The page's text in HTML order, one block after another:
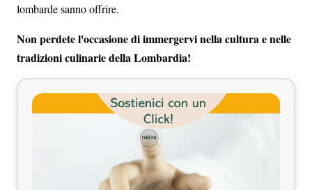
lombarde sanno offrire.
Non perdete l'occasione di immergervi nella cultura e nelle
tradizioni culinarie della Lombardia!